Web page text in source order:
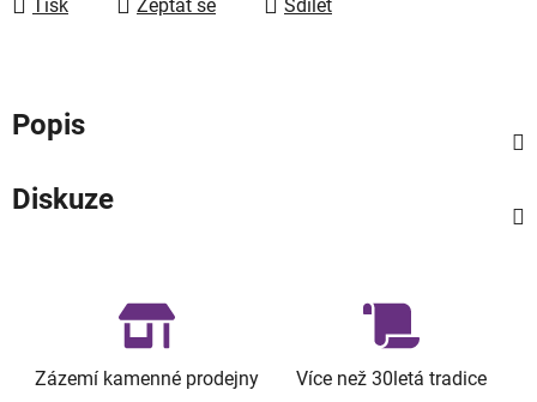
Tisk Zeptat se Sdílet
Popis
Diskuze
Zázemí kamenné prodejny Více než 30letá tradice